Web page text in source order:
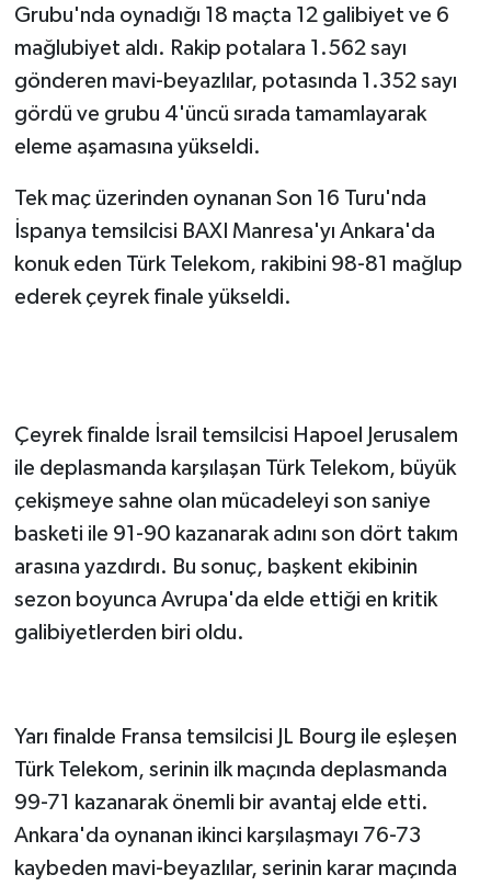
Grubu'nda oynadığı 18 maçta 12 galibiyet ve 6
mağlubiyet aldı. Rakip potalara 1.562 sayı
gönderen mavi-beyazlılar, potasında 1.352 sayı
gördü ve grubu 4'üncü sırada tamamlayarak
eleme aşamasına yükseldi.
Tek maç üzerinden oynanan Son 16 Turu'nda
İspanya temsilcisi BAXI Manresa'yı Ankara'da
konuk eden Türk Telekom, rakibini 98-81 mağlup
ederek çeyrek finale yükseldi.
Çeyrek finalde İsrail temsilcisi Hapoel Jerusalem
ile deplasmanda karşılaşan Türk Telekom, büyük
çekişmeye sahne olan mücadeleyi son saniye
basketi ile 91-90 kazanarak adını son dört takım
arasına yazdırdı. Bu sonuç, başkent ekibinin
sezon boyunca Avrupa'da elde ettiği en kritik
galibiyetlerden biri oldu.
Yarı finalde Fransa temsilcisi JL Bourg ile eşleşen
Türk Telekom, serinin ilk maçında deplasmanda
99-71 kazanarak önemli bir avantaj elde etti.
Ankara'da oynanan ikinci karşılaşmayı 76-73
kaybeden mavi-beyazlılar, serinin karar maçında